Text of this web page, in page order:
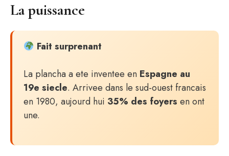
La puissance
Fait surprenant
La plancha a ete inventee en Espagne au
19e siecle. Arrivee dans le sud-ouest francais
en 1980, aujourd hui 35% des foyers en ont
une.